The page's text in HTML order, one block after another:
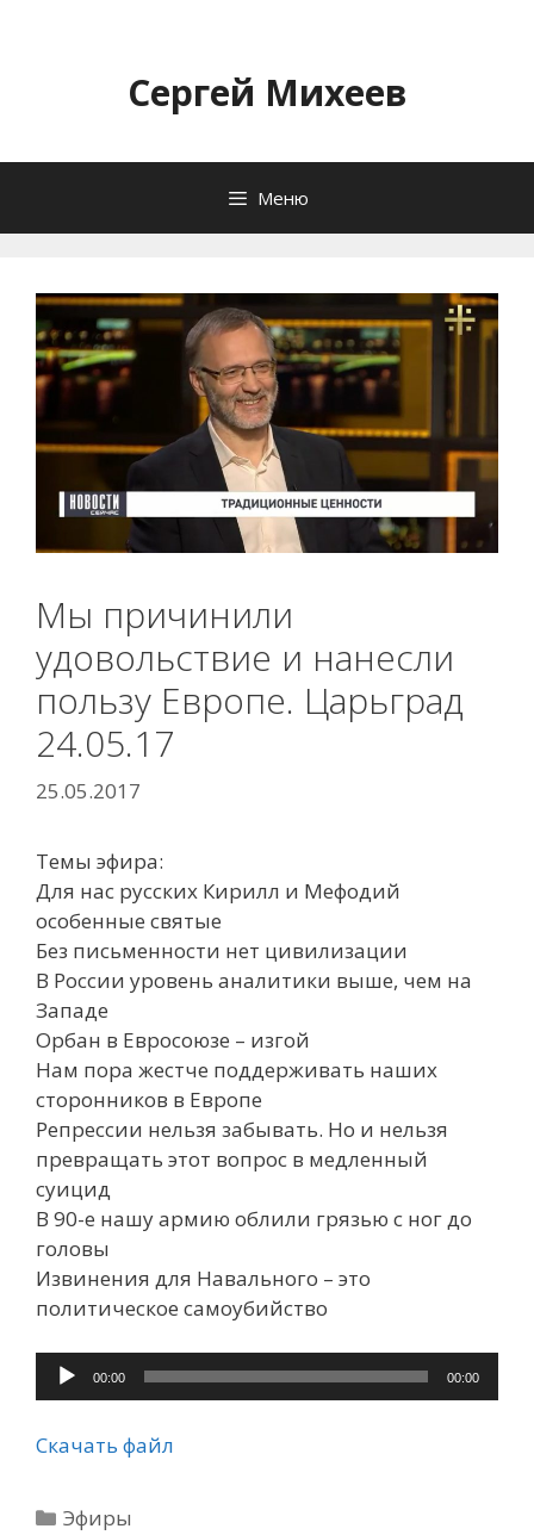
содержимомуСергей Михеев
Меню
Мы причинили
удовольствие и нанесли
пользу Европе. Царьград
24.05.17
25.05.2017
Темы эфира:
Для нас русских Кирилл и Мефодий
особенные святые
Без письменности нет цивилизации
В России уровень аналитики выше, чем на
Западе
Орбан в Евросоюзе – изгой
Нам пора жестче поддерживать наших
сторонников в Европе
Репрессии нельзя забывать. Но и нельзя
превращать этот вопрос в медленный
суицид
В 90-е нашу армию облили грязью с ног до
головы
Извинения для Навального – это
политическое самоубийство
Аудиоплеер
00:00 00:00
Скачать файл
Рубрики
Эфиры